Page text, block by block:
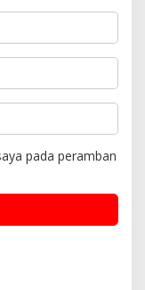
pada peramban